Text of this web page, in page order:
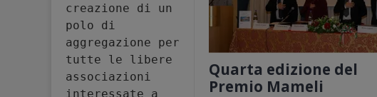
creazione di un
polo di
aggregazione per
tutte le libere
associazioni
interessate a
Quarta edizione del
Premio Mameli